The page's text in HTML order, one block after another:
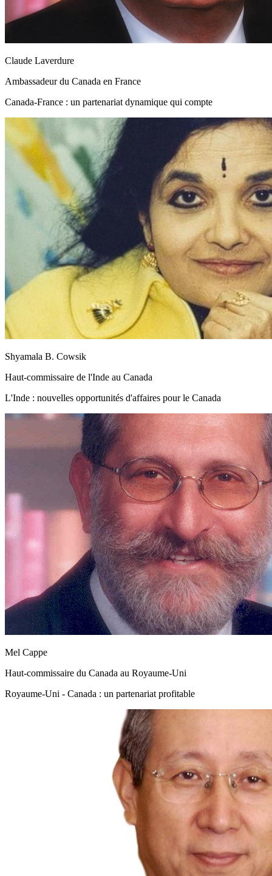
Claude Laverdure
Ambassadeur du Canada en France
Canada-France : un partenariat dynamique qui compte
Shyamala B. Cowsik
Haut-commissaire de l'Inde au Canada
L'Inde : nouvelles opportunités d'affaires pour le Canada
Mel Cappe
Haut-commissaire du Canada au Royaume-Uni
Royaume-Uni - Canada : un partenariat profitable